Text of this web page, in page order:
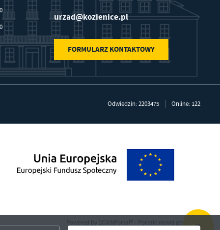
urzad@kozienice.pl
FORMULARZ KONTAKTOWY
Odwiedzin: 2203475 Online: 122
- Portale nowej generacji